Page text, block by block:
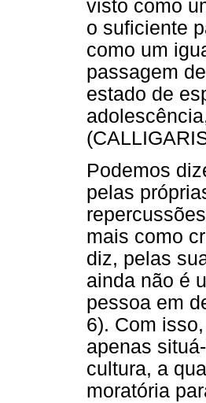
visto como
o suficiente
como um
passagem
estado de
Podemos
pelas
mais como
diz, pelas
ainda não é
pessoa em
6). Com
apenas
cultura, a
moratória